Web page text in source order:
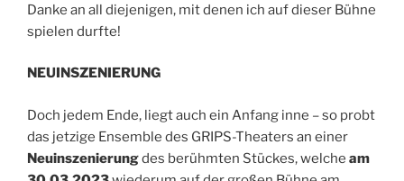
Danke an all diejenigen, mit denen ich auf dieser Bühne
spielen durfte!
NEUINSZENIERUNG
Doch jedem Ende, liegt auch ein Anfang inne – so probt
das jetzige Ensemble des GRIPS-Theaters an einer
Neuinszenierungdes berühmten Stückes, welche am